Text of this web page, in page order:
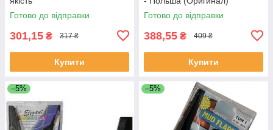
Готово до відправки
301,15 ₴ 317 ₴
Купити
Готово до відправки
388,55 ₴ 409 ₴
Купити
–5% –5%